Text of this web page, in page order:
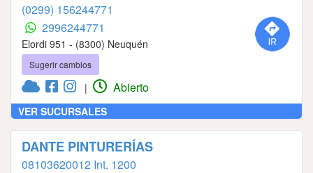
(0299) 156244771
2996244771
Elordi 951 - (8300) Neuquén
Sugerir cambios
| Abierto
VER SUCURSALES
DANTE PINTURERÍAS
08103620012 Int. 1200